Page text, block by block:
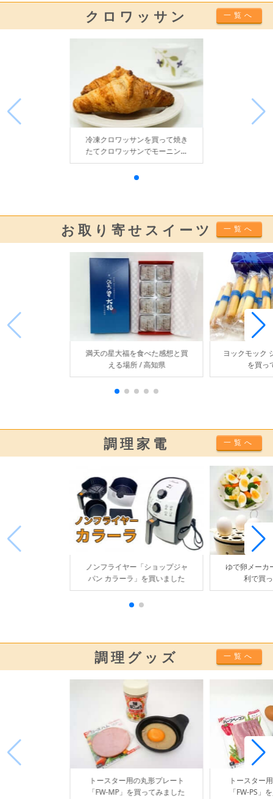
クロワッサン 一覧へ
冷凍クロワッサンを買って焼き
たてクロワッサンでモーニング
してみました
お取り寄せスイーツ 一覧へ
満天の星大福を食べた感想と買
える場所 / 高知県
ヨックモック
を買っ
調理家電 一覧へ
ノンフライヤー「ショップジャ
パン カラーラ」を買いました
ゆで卵メーカ
利で買
調理グッズ 一覧へ
トースター用の丸形プレート
「FW-MP」を買ってみました
トースター
「FW-PS」